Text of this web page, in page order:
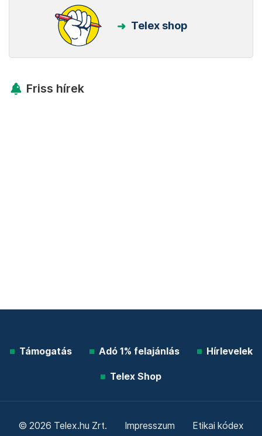
Telex shop
Friss hírek
Támogatás Adó 1% felajánlás Hírlevelek
Telex Shop
© 2026 Telex.hu Zrt. Impresszum Etikai kódex